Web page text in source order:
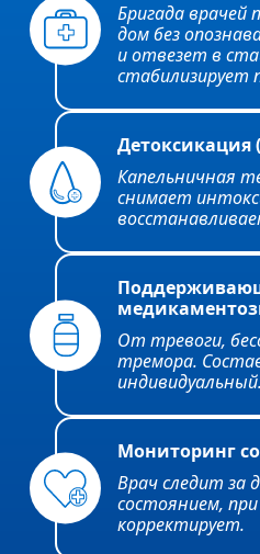
Бригада врачей
дом без
и отвезет в
стабилизирует
Детоксикация
Капельничная
снимает
От тревоги,
тремора.
индивидуальный.
Мониторинг
Врач следит за
состоянием,
корректирует.